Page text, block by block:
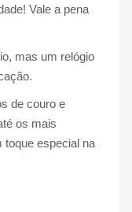
Vale a pena
mas um relógio
de couro e
os mais
toque especial na